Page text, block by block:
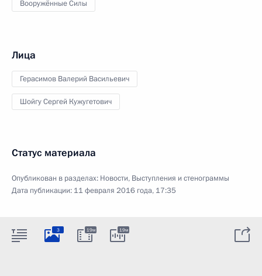
Вооружённые Силы
Лица
Герасимов Валерий Васильевич
Шойгу Сергей Кужугетович
Статус материала
Опубликован в разделах: Новости, Выступления и стенограммы
Дата публикации: 11 февраля 2016 года, 17:35
3 19м 19м